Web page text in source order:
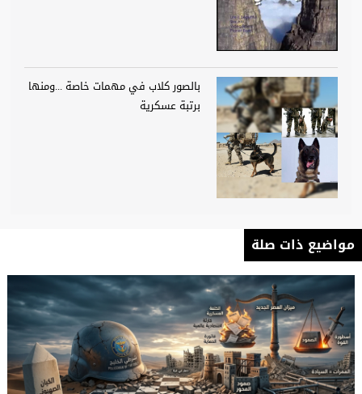
بالصور كلاب في مهمات خاصة ...ومنها
برتبة عسكرية
مواضيع ذات صلة